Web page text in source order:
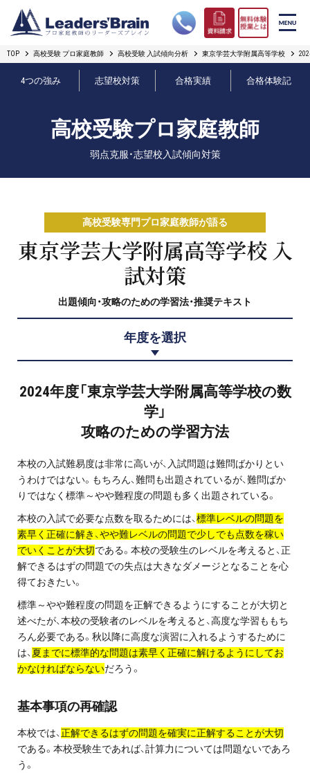
リーダーズブレインの強み
プロ教師紹介
無料体験授業とは
プロ家庭教師の英検®対策
費用について
お申込みの流れ
よくある質問
採用情報
インフォメーション
会社概要
採用情報
プライバシーポリシー
免責事項・著作権等
TOP 高校受験 プロ家庭教師 高校受験 入試傾向分析 東京学芸大学附属高等学校
4つの強み 志望校対策 合格実績 合格体験記
高校受験プロ家庭教師
弱点克服・志望校入試傾向対策
高校受験専門プロ家庭教師が語る
東京学芸大学附属高等学校 入
試対策
出題傾向・攻略のための学習法・推奨テキスト
年度を選択
2024年度「東京学芸大学附属高等学校の数
学」
攻略のための学習方法
本校の入試難易度は非常に高いが、入試問題は難問ばかりとい
うわけではない。もちろん、難問も出題されているが、難問ばか
りではなく標準～やや難程度の問題も多く出題されている。
本校の入試で必要な点数を取るためには、標準レベルの問題を
素早く正確に解き、やや難レベルの問題で少しでも点数を稼い
でいくことが大切である。本校の受験生のレベルを考えると、正
解できるはずの問題での失点は大きなダメージとなることを心
得ておきたい。
標準～やや難程度の問題を正解できるようにすることが大切と
述べたが、本校の受験者のレベルを考えると、高度な学習ももち
ろん必要である。秋以降に高度な演習に入れるようするために
は、 夏までに標準的な問題は素早く正確に解けるようにしてお
かなければならないだろう。
基本事項の再確認
本校では、正解できるはずの問題を確実に正解することが大切
である。本校受験生であれば、計算力については問題ないであろ
う。